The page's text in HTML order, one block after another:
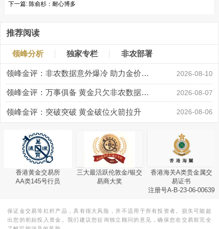
下一篇: 陈俞杉：耐心博多
推荐阅读
领峰分析 独家专栏 非农部署
领峰金评：非农数据意外爆冷 助力金价大涨创新高 2026-08-10
领峰金评：万事俱备 黄金只欠非农数据“东风” 2026-08-07
领峰金评：突破突破 黄金破位火箭拉升 2026-08-06
香港黄金交易所
AA类145号行员
三大最活跃伦敦金/银交
易商大奖
香港海关A类贵金属交
易证书
注册号A-B-23-06-00639
保证金交易等杠杆产品，具有很大风险，并不适用于所有投资者。损失可能超
出您的初始投入资金。我们建议您征询独立顾问的意见，确保您在交易前完全